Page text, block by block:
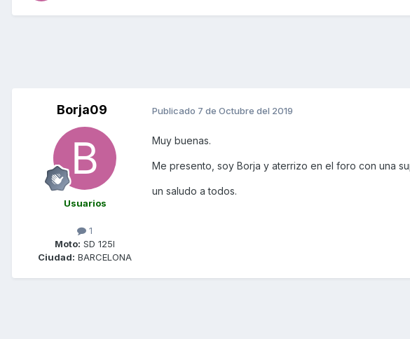
Borja09
Usuarios
1
Moto: SD 125I
Ciudad: BARCELONA
Publicado 7 de Octubre del 2019
Muy buenas.
Me presento, soy Borja y aterrizo en el foro con una
un saludo a todos.